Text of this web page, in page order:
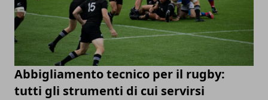
Abbigliamento tecnico per il rugby:
tutti gli strumenti di cui servirsi